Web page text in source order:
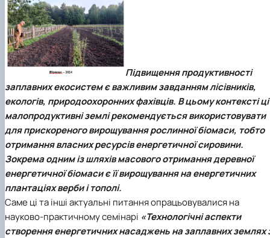
Іноземні мови
Працевлаштування
Їдальні та буфети
Студентські квитки
Центр вивчення мов
Психологічна підтримка
Інклюзивне середовище
Рада молодих вчених
Наукові школи
Стартап школа НУБіП України
Методичні рекомендації, пам'ятки
Форми документів
Патентно-ліцензійна діяльність
ЦКНО «Агропромисловий комплекс, лісове і
садово-паркове господарство, ветеринарна
медицина»
Обладнання НУБіП України
Біоетична комісія
Наукові видання
Досліднику та автору
Звіт про проведення НТЗ
Наукові журнали НУБіП України
Наукові журнали НУБіП України (English)
Пам'ятка про проведення науково-
Порядок планування та організації
проведення НТЗ
Результати науково-технічних заходів
Монографії
Наука для бізнесу
Каталог наукових послуг
«SEB-2024»
«SEB-2025»
Наглядова рада
Рада роботодавців
Благодійний фонд «Голосіївська ініціатива
2020»
Історія університету
Видатні випускники та працівники
Звіт ректора
Пам'яті захисників України
Почесні доктори і професори НУБіП України
Пресслужба
Університетський кур'єр
Вибори ректора
Програма розвитку університету
ініціатива – 2025»
Доступ до публічної інформації
Державні закупівлі
Офіційна символіка
Антикорупційні заходи
Уповноважена особа з питань запобігання
виявлення корупції
Положення про антикорупційного
уповноваженого НУБіП України
Національні нормативно-правові акти
Нормативно-правові акти НУБіП України
Інформаційні ресурси НАЗК
Методичні роз’яснення НАЗК
Антикорупційні заходи
Гендерна радниця
Контактна інформаціяПідвищення продуктивності
заплавних екосистем є важливим завданням лісівників,
екологів, природоохоронних фахівців. В цьому контексті ці
малопродуктивні землі рекомендується використовувати
для прискореного вирощування рослинної біомаси, тобто
отримання власних ресурсів енергетичної сировини.
Зокрема одним із шляхів масового отримання деревної
енергетичної біомаси є її вирощування на енергетичних
плантаціях верби і тополі.
Саме ці та інші актуальні питання опрацьовувалися на
науково-практичному семінарі «Технологічні аспекти
створення енергетичних насаджень на заплавних землях